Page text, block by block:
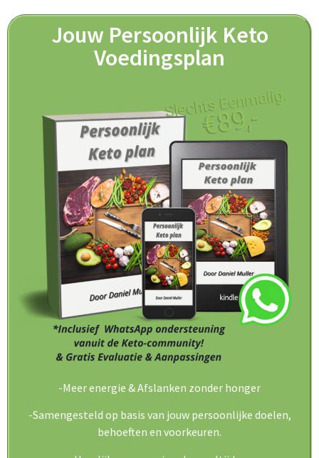
Jouw Persoonlijk Keto
Voedingsplan
-Meer energie & Afslanken zonder honger
-Samengesteld op basis van jouw persoonlijke doelen,
behoeften en voorkeuren.